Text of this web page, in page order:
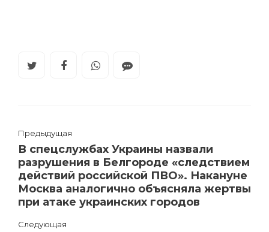
Предыдущая
В спецслужбах Украины назвали
разрушения в Белгороде «следствием
действий российской ПВО». Накануне
Москва аналогично объясняла жертвы
при атаке украинских городов
Следующая